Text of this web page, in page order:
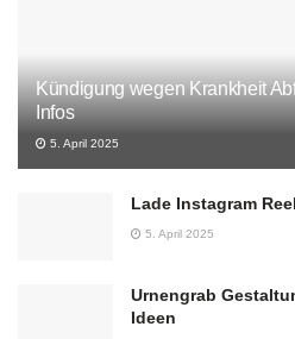
Kündigung wegen Krankheit
Infos
5. April 2025
Lade Instagram
5. April 2025
Urnengrab
Ideen